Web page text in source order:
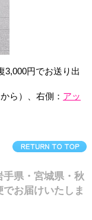
3,000円でお送り出
ら）、右側： アッ
県・宮城県・秋
お届けいたしま